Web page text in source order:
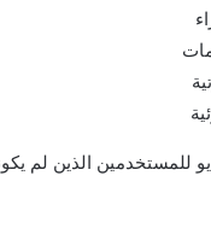
للمستخدمين الذين لم